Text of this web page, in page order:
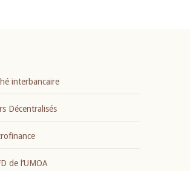
interbancaire
Décentralisés
de l’UMOA